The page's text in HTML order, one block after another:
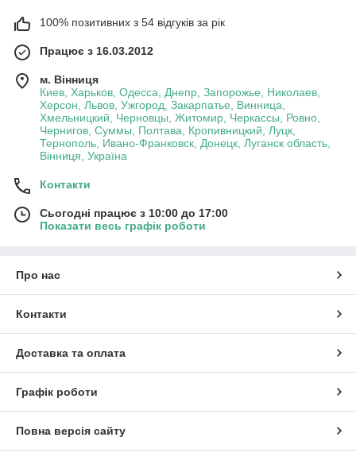
100% позитивних з 54 відгуків за рік
Працює з 16.03.2012
м. Вінниця
Киев, Харьков, Одесса, Днепр, Запорожье, Николаев,
Херсон, Львов, Ужгород, Закарпатье, Винница,
Хмельницкий, Черновцы, Житомир, Черкассы, Ровно,
Чернигов, Суммы, Полтава, Кропивницкий, Луцк,
Тернополь, Ивано-Франковск, Донецк, Луганск область,
Вінниця, Україна
Контакти
Сьогодні працює з 10:00 до 17:00
Показати весь графік роботи
Про нас
Контакти
Доставка та оплата
Графік роботи
Повна версія сайту